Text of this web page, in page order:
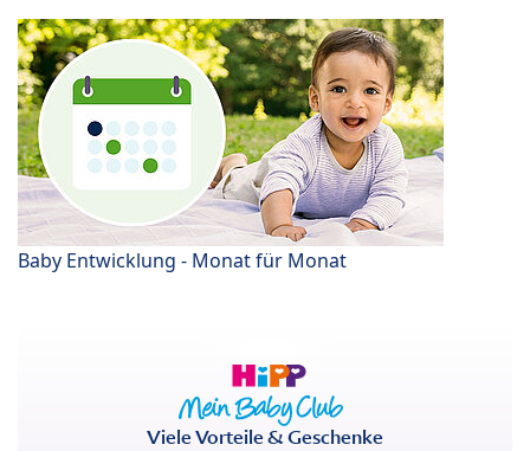
Baby Entwicklung - Monat für Monat
Viele Vorteile & Geschenke